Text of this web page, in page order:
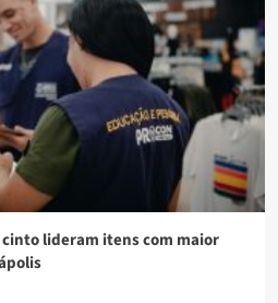
cinto lideram itens com maior